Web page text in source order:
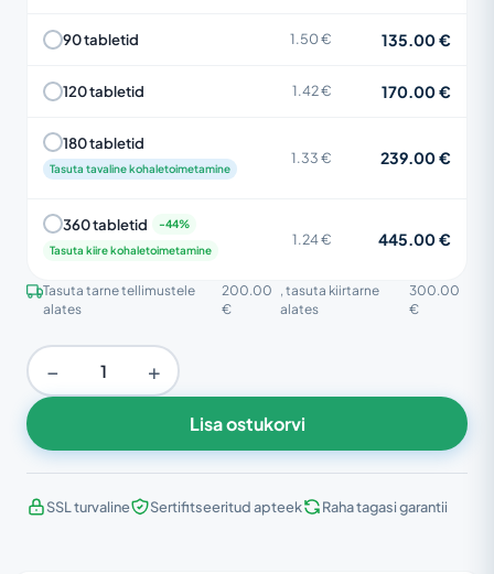
90 tabletid 1.50 € 135.00 €
120 tabletid 1.42 € 170.00 €
180 tabletid
Tasuta tavaline kohaletoimetamine
1.33 € 239.00 €
360 tabletid
Tasuta kiire kohaletoimetamine
1.24 € 445.00 €
Tasuta tarne tellimustele
alates
200.00
€
, tasuta kiirtarne
alates
300.00
€
− +
Lisa ostukorvi
SSL turvaline Sertifitseeritud apteek Raha tagasi garantii